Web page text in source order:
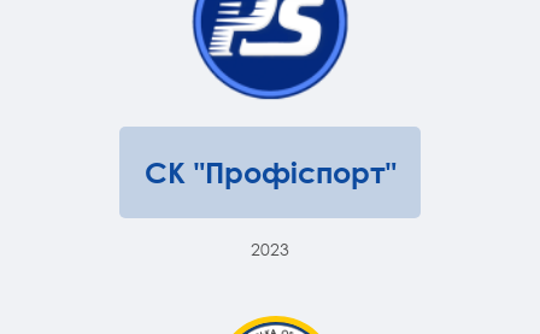
СК "Профіспорт"
2023